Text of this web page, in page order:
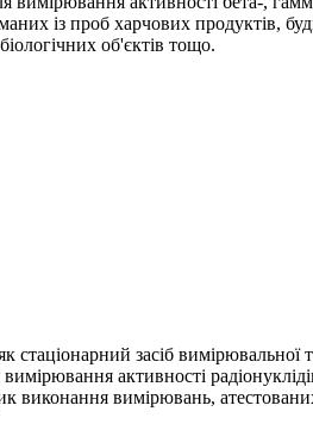
із проб харчових продуктів,
об'єктів тощо.
стаціонарний засіб вимірювальної
активності
виконання вимірювань,